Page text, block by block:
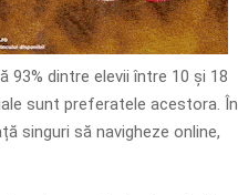
93% dintre elevii între 10 și 18
sunt preferatele acestora. În
singuri să navigheze online,